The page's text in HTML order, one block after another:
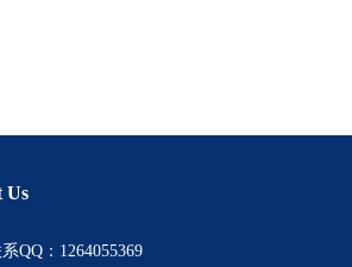
Us
QQ：1264055369